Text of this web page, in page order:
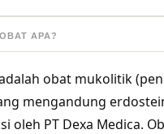
APA?
obat mukolitik
mengandung
oleh PT Dexa Medica.